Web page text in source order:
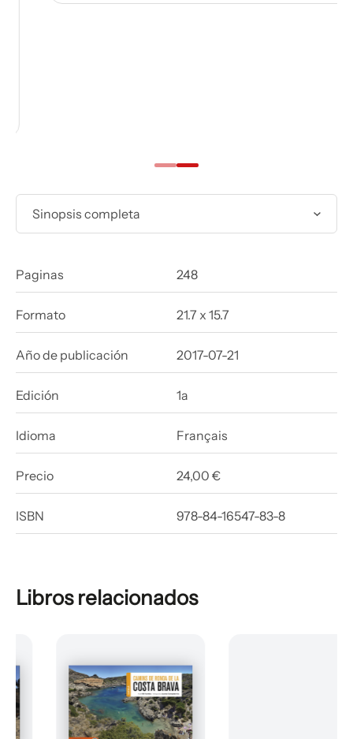
Sinopsis completa
Paginas 248
Formato 21.7 x 15.7
Año de publicación 2017-07-21
Edición 1a
Idioma Français
Precio 24,00 €
ISBN 978-84-16547-83-8
Libros relacionados